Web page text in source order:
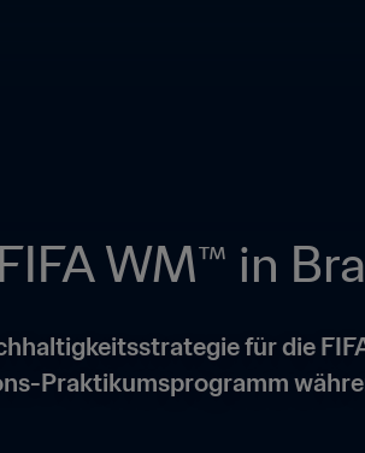
WM™ in
für die
Praktikumsprogramm